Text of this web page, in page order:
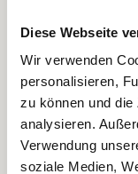
Diese Webseite
Wir verwenden
personalisieren,
zu können und
analysieren.
Verwendung
soziale Medien,
diese
ein
Warum Sie
Wissen,